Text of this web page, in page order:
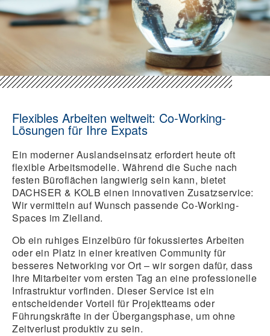
Flexibles Arbeiten weltweit: Co-Working-
Lösungen für Ihre Expats
Ein moderner Auslandseinsatz erfordert heute oft
flexible Arbeitsmodelle. Während die Suche nach
festen Büroflächen langwierig sein kann, bietet
DACHSER & KOLB einen innovativen Zusatzservice:
Wir vermitteln auf Wunsch passende Co-Working-
Spaces im Zielland.
Ob ein ruhiges Einzelbüro für fokussiertes Arbeiten
oder ein Platz in einer kreativen Community für
besseres Networking vor Ort – wir sorgen dafür, dass
Ihre Mitarbeiter vom ersten Tag an eine professionelle
Infrastruktur vorfinden. Dieser Service ist ein
entscheidender Vorteil für Projektteams oder
Führungskräfte in der Übergangsphase, um ohne
Zeitverlust produktiv zu sein.